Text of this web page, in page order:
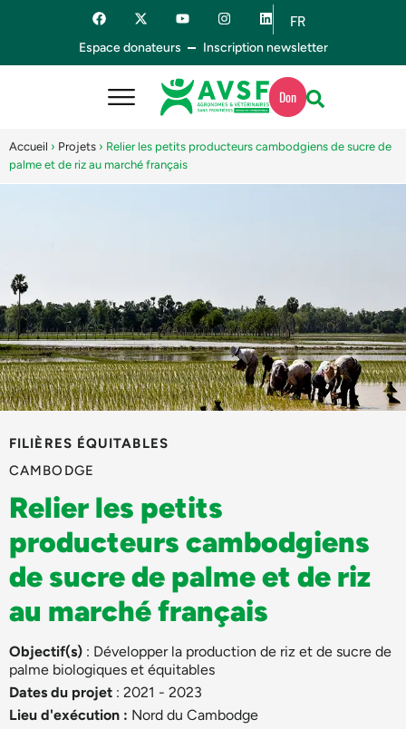
FR
ES
Espace donateurs Inscription newsletter
Don
Accueil › Projets › Relier les petits producteurs cambodgiens de sucre de
palme et de riz au marché français
FILIÈRES ÉQUITABLES
CAMBODGE
Relier les petits
producteurs cambodgiens
de sucre de palme et de riz
au marché français
Objectif(s) : Développer la production de riz et de sucre de
palme biologiques et équitables
Dates du projet : 2021 - 2023
Lieu d'exécution : Nord du Cambodge